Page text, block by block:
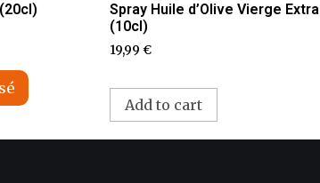
Spray Huile d’Olive Vierge Extra
(10cl)
19,99 €
Add to cart